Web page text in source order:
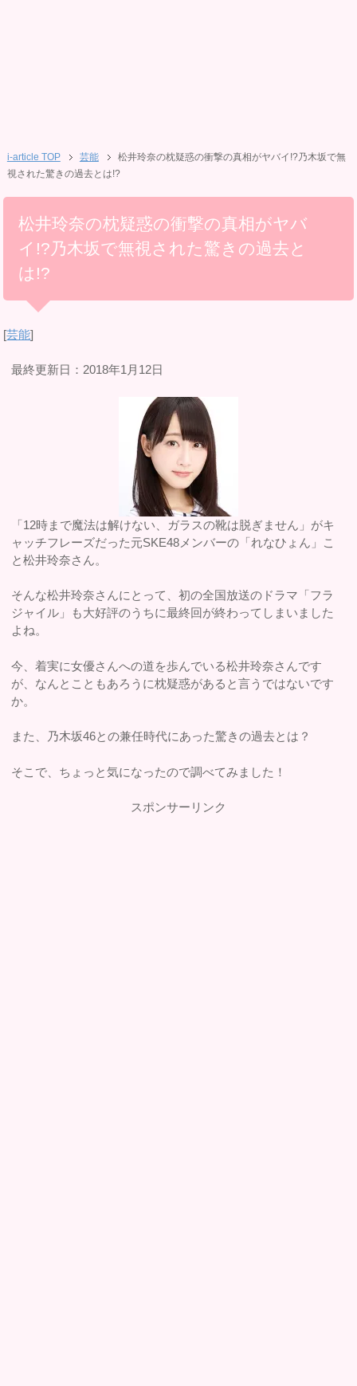
i-article TOP 芸能
松井玲奈の枕疑惑の衝撃の真相がヤバイ!?乃木坂で無
視された驚きの過去とは!?
松井玲奈の枕疑惑の衝撃の真相がヤバ
イ!?乃木坂で無視された驚きの過去と
は!?
[芸能]
最終更新日：2018年1月12日
「12時まで魔法は解けない、ガラスの靴は脱ぎません」がキ
ャッチフレーズだった元SKE48メンバーの「れなひょん」こ
と松井玲奈さん。
そんな松井玲奈さんにとって、初の全国放送のドラマ「フラ
ジャイル」も大好評のうちに最終回が終わってしまいました
よね。
今、着実に女優さんへの道を歩んでいる松井玲奈さんです
が、なんとこともあろうに枕疑惑があると言うではないです
か。
また、乃木坂46との兼任時代にあった驚きの過去とは？
そこで、ちょっと気になったので調べてみました！
スポンサーリンク